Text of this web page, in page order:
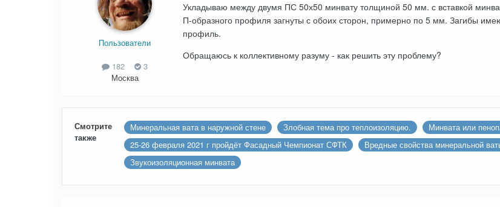
Пользователи
182
3
Москва
Укладываю между двумя ПС 50х50 минвату толщиной 50 мм. с вставкой
П-образного профиля загнуты с обоих сторон, примерно по 5 мм. Загибы
профиль.
Обращаюсь к коллективному разуму - как решить эту проблему?
Смотрите
также
Минеральная вата в наружной стене Злобная тема про теплоизоляцию. Минвата или
25-26 февраля 2021 г пройдёт Фасадный Чемпионат СФТК
Вредные свойства минеральной
Звукоизоляционная минвата